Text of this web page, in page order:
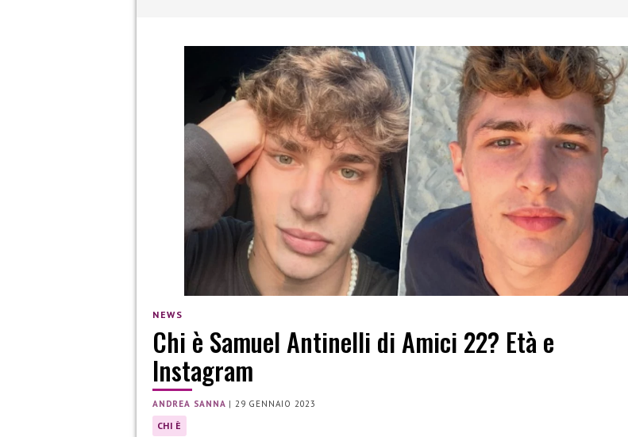
NEWS
Chi è Samuel Antinelli di Amici 22? Età e
Instagram
ANDREA SANNA |29 GENNAIO 2023
CHI È